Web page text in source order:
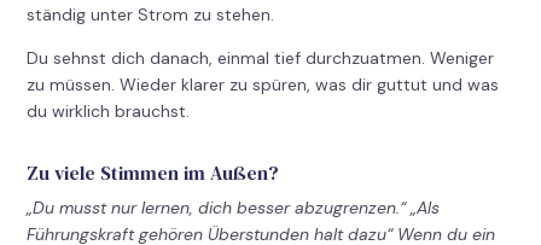
ständig unter Strom zu stehen.
Du sehnst dich danach, einmal tief durchzuatmen. Weniger
zu müssen. Wieder klarer zu spüren, was dir guttut und was
du wirklich brauchst.
Zu viele Stimmen im Außen?
„Du musst nur lernen, dich besser abzugrenzen.“ „Als
Führungskraft gehören Überstunden halt dazu“ Wenn du ein